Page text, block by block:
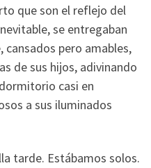
que son el reflejo del
se entregaban
cansados pero amables,
de sus hijos, adivinando
casi en
a sus iluminados
tarde. Estábamos solos.